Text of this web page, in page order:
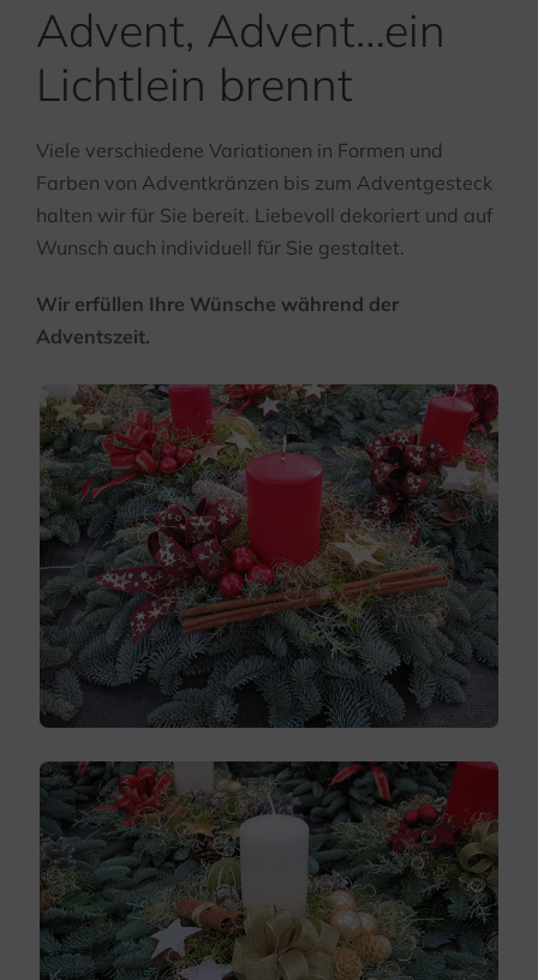
Advent, Advent…ein
Lichtlein brennt
Viele verschiedene Variationen in Formen und
Farben von Adventkränzen bis zum Adventgesteck
halten wir für Sie bereit. Liebevoll dekoriert und auf
Wunsch auch individuell für Sie gestaltet.
Wir erfüllen Ihre Wünsche während der
Adventszeit.